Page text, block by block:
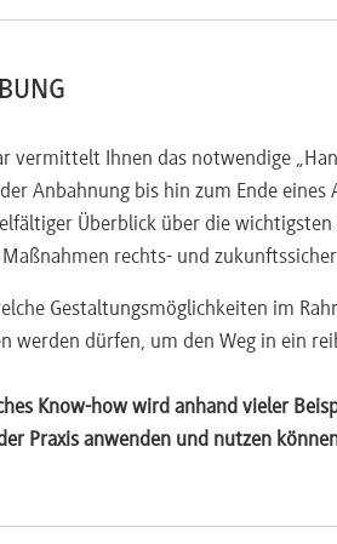
Rentenalters
Führungsbeurteilung
vermittelt Ihnen das notwendige
Anbahnung bis hin zum Ende
Überblick über die
rechts- und
Gestaltungsmöglichkeiten im
werden dürfen, um den Weg in ein
Know-how wird anhand vieler
Praxis anwenden und nutzen